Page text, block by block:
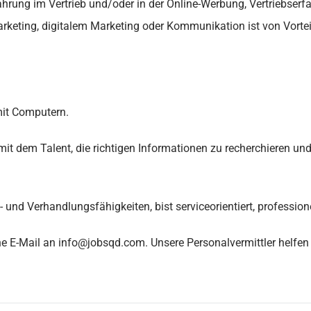
im Vertrieb und/oder in der Online-Werbung,
digitalem Marketing oder Kommunikation ist von
Computern.
dem Talent, die richtigen Informationen zu recherchieren
Verhandlungsfähigkeiten, bist serviceorientiert,
E-Mail an info@jobsqd.com. Unsere Personalvermittler